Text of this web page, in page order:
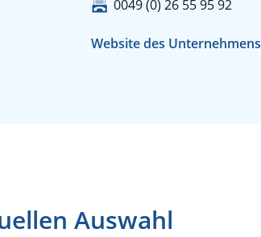
0049 (0) 26 55 95 92
Website des Unternehmens
Auswahl